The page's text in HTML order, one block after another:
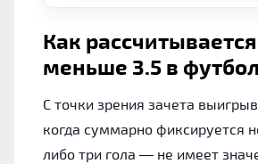
Как
меньше 3.5 в
С точки зрения зачета
когда суммарно фиксируется
либо три гола — не имеет